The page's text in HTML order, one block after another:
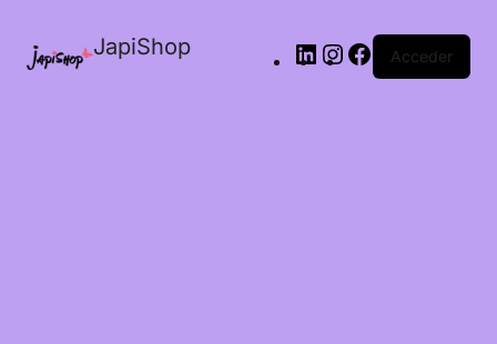
JapiShop Acceder